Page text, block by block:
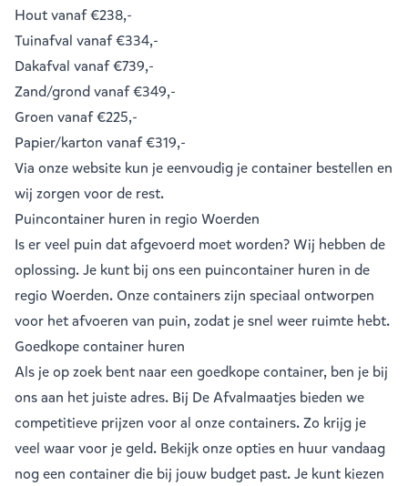
Houtvanaf €238,-
Tuinafval vanaf €334,-
Dakafval vanaf €739,-
Zand/grondvanaf €349,-
Groen vanaf €225,-
Papier/karton vanaf €319,-
Via onze website kun je eenvoudig jecontainer bestellen en
wij zorgen voor de rest.
Puincontainer huren in regio Woerden
Is er veel puin dat afgevoerd moet worden? Wij hebben de
oplossing. Je kunt bij ons een puincontainer huren in de
regio Woerden. Onze containers zijn speciaal ontworpen
voor het afvoeren van puin, zodat je snel weer ruimte hebt.
Goedkope container huren
Als je op zoek bent naar een goedkope container, ben je bij
ons aan het juiste adres. Bij De Afvalmaatjes bieden we
competitieve prijzen voor al onze containers. Zo krijg je
veel waar voor je geld. Bekijk onze opties en huur vandaag
nog een container die bij jouw budget past. Je kunt kiezen